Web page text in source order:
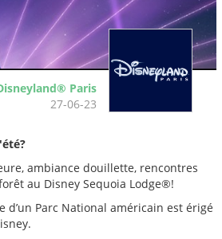
Paris
27-06-23
ambiance douillette, rencontres
au Disney Sequoia Lodge®!
Parc National américain est érigé